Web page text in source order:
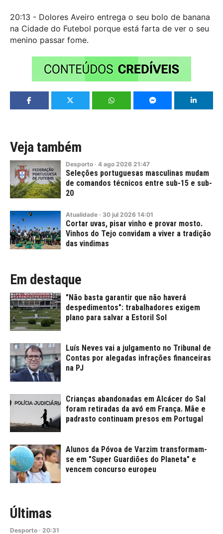
20:13 - Dolores Aveiro entrega o seu bolo de banana
na Cidade do Futebol porque está farta de ver o seu
menino passar fome.
Veja também
Desporto · 4 ago 2026 21:47
Seleções portuguesas masculinas mudam
de comandos técnicos entre sub-15 e sub-
20
Atualidade · 30 jul 2026 14:01
Cortar uvas, pisar vinho e provar mosto.
Vinhos do Tejo convidam a viver a tradição
das vindimas
Em destaque
"Não basta garantir que não haverá
despedimentos": trabalhadores exigem
plano para salvar a Estoril Sol
Luís Neves vai a julgamento no Tribunal de
Contas por alegadas infrações financeiras
na PJ
Crianças abandonadas em Alcácer do Sal
foram retiradas da avó em França. Mãe e
padrasto continuam presos em Portugal
Alunos da Póvoa de Varzim transformam-
se em "Super Guardiões do Planeta" e
vencem concurso europeu
Últimas
Desporto · 20:31